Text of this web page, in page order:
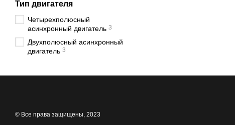
Тип двигателя
Четырехполюсный
асинхронный двигатель 3
Двухполюсный асинхронный
двигатель 3
© Все права защищены, 2023